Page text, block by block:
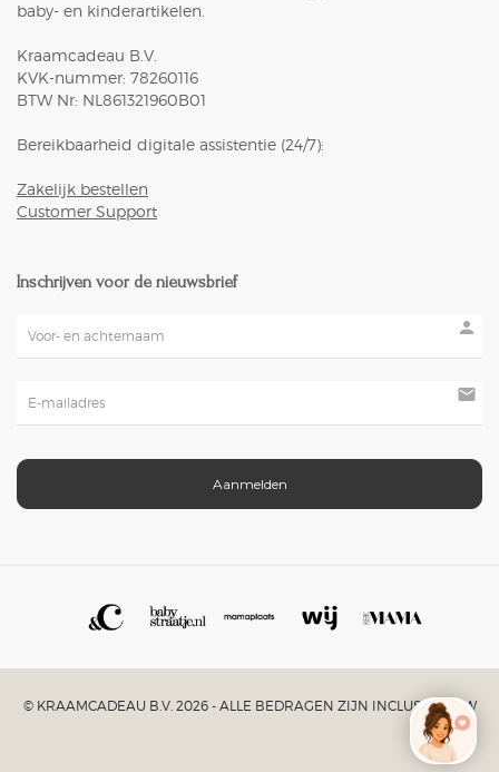
baby- en kinderartikelen.
Kraamcadeau B.V.
KVK-nummer: 78260116
BTW Nr: NL861321960B01
Bereikbaarheid digitale assistentie (24/7):
Zakelijk bestellen
Customer Support
Inschrijven voor de nieuwsbrief
person
mail
Aanmelden
© KRAAMCADEAU B.V. 2026 - ALLE BEDRAGEN ZIJN INCLUSIEF BTW